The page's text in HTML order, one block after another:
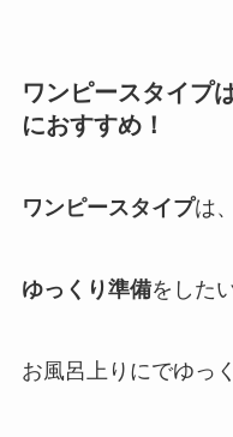
ワンピースタイプ
におすすめ！
ワンピースタイプは、
ゆっくり準備をした
お風呂上りにでゆっ